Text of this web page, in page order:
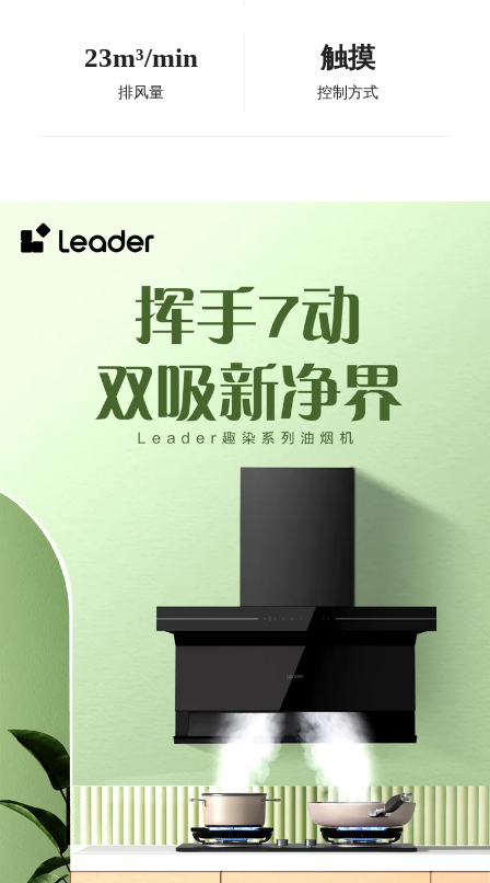
23m³/min
排风量
触摸
控制方式